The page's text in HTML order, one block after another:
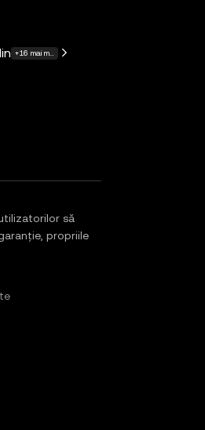
+16 mai multe
să
propriile
Fund, Nascent,